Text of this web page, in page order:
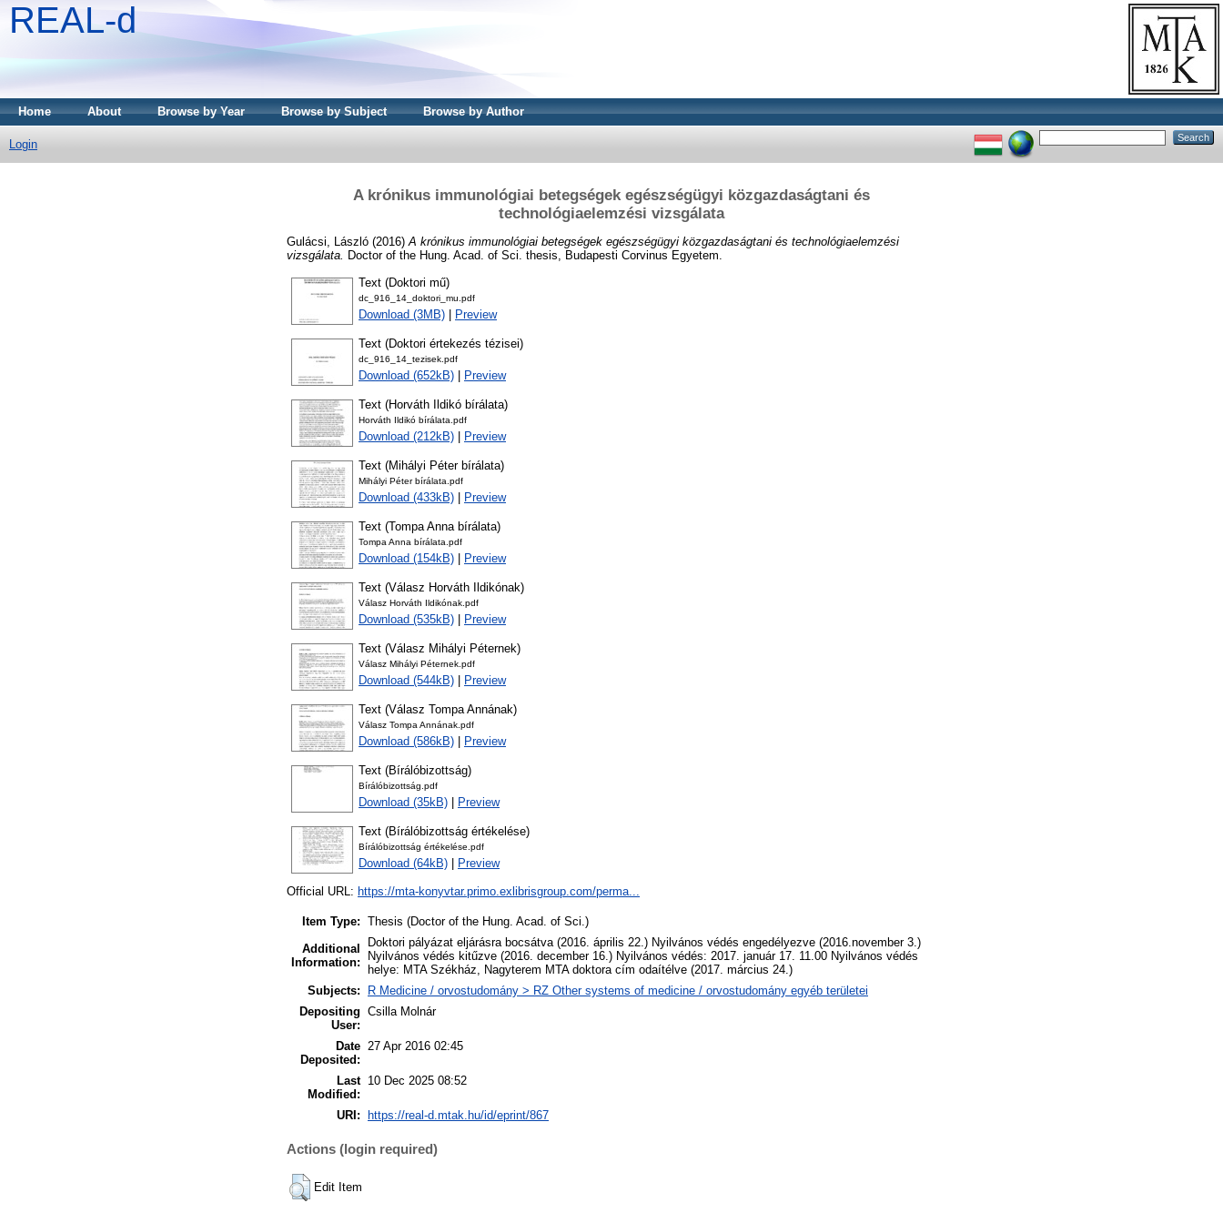
REAL-d
Home About Browse by Year Browse by Subject Browse by Author
Login
A krónikus immunológiai betegségek egészségügyi közgazdaságtani és
technológiaelemzési vizsgálata
Gulácsi, László (2016) A krónikus immunológiai betegségek egészségügyi közgazdaságtani és technológiaelemzési
vizsgálata. Doctor of the Hung. Acad. of Sci. thesis, Budapesti Corvinus Egyetem.
Text (Doktori mű)
dc_916_14_doktori_mu.pdf
Download (3MB) Preview
Text (Doktori értekezés tézisei)
dc_916_14_tezisek.pdf
Download (652kB) Preview
Text (Horváth Ildikó bírálata)
Horváth Ildikó bírálata.pdf
Download (212kB) Preview
Text (Mihályi Péter bírálata)
Mihályi Péter bírálata.pdf
Download (433kB) Preview
Text (Tompa Anna bírálata)
Tompa Anna bírálata.pdf
Download (154kB) Preview
Text (Válasz Horváth Ildikónak)
Válasz Horváth Ildikónak.pdf
Download (535kB) Preview
Text (Válasz Mihályi Péternek)
Válasz Mihályi Péternek.pdf
Download (544kB) Preview
Text (Válasz Tompa Annának)
Válasz Tompa Annának.pdf
Download (586kB) Preview
Text (Bírálóbizottság)
Bírálóbizottság.pdf
Download (35kB) Preview
Text (Bírálóbizottság értékelése)
Bírálóbizottság értékelése.pdf
Download (64kB) Preview
Official URL: https://mta-konyvtar.primo.exlibrisgroup.com/perma...
Item Type: Thesis (Doctor of the Hung. Acad. of Sci.)
Additional
Information:
Doktori pályázat eljárásra bocsátva (2016. április 22.) Nyilvános védés engedélyezve (2016.november 3.)
Nyilvános védés kitűzve (2016. december 16.) Nyilvános védés: 2017. január 17. 11.00 Nyilvános védés
helye: MTA Székház, Nagyterem MTA doktora cím odaítélve (2017. március 24.)
Subjects:
R Medicine / orvostudomány > RZ Other systems of medicine / orvostudomány egyéb területei
Depositing
User:
Csilla Molnár
Date
Deposited:
27 Apr 2016 02:45
Last
Modified:
10 Dec 2025 08:52
URI: https://real-d.mtak.hu/id/eprint/867
Actions (login required)
Edit Item